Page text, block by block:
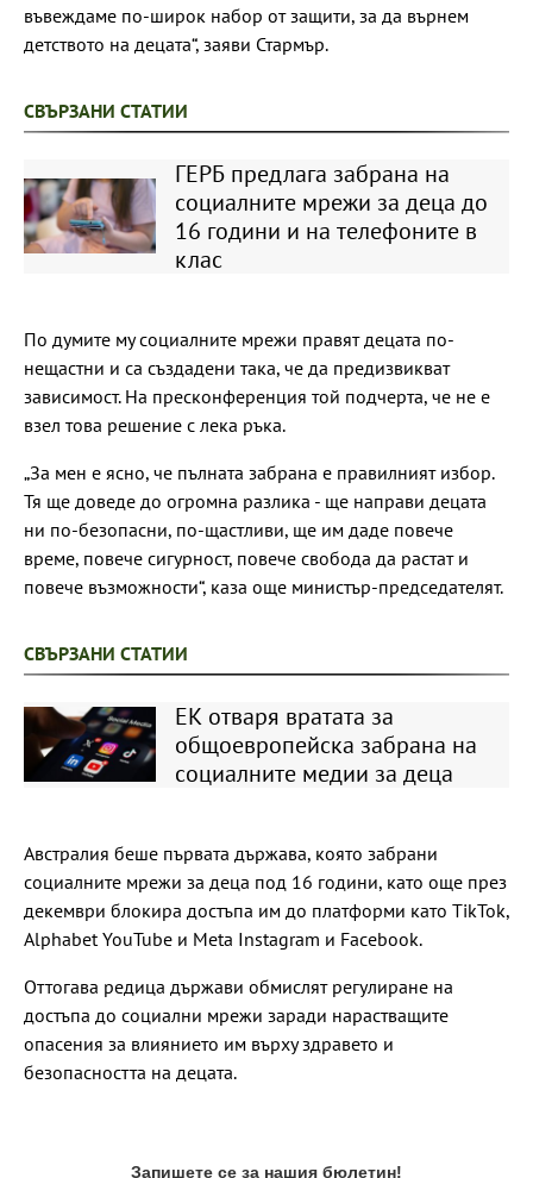
въвеждаме по-широк набор от защити, за да върнем
детството на децата“, заяви Стармър.
СВЪРЗАНИ СТАТИИ
ГЕРБ предлага забрана на
социалните мрежи за деца до
16 години и на телефоните в
клас
По думите му социалните мрежи правят децата по-
нещастни и са създадени така, че да предизвикват
зависимост. На пресконференция той подчерта, че не е
взел това решение с лека ръка.
„За мен е ясно, че пълната забрана е правилният избор.
Тя ще доведе до огромна разлика - ще направи децата
ни по-безопасни, по-щастливи, ще им даде повече
време, повече сигурност, повече свобода да растат и
повече възможности“, каза още министър-председателят.
СВЪРЗАНИ СТАТИИ
ЕК отваря вратата за
общоевропейска забрана на
социалните медии за деца
Австралия беше първата държава, която забрани
социалните мрежи за деца под 16 години, като още през
декември блокира достъпа им до платформи като TikTok,
Alphabet YouTube и Meta Instagram и Facebook.
Оттогава редица държави обмислят регулиране на
достъпа до социални мрежи заради нарастващите
опасения за влиянието им върху здравето и
безопасността на децата.